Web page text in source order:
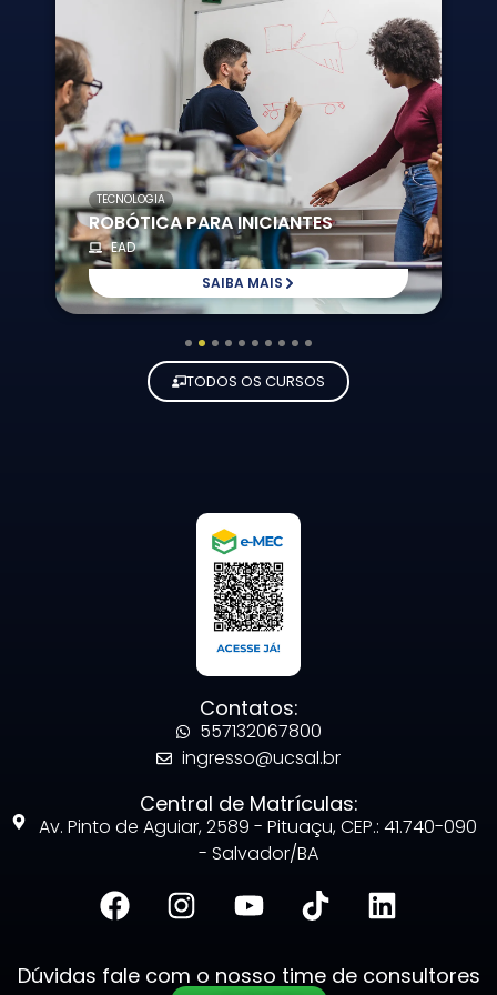
TECNOLOGIA
ROBÓTICA PARA INICIANTES
EAD
SAIBA MAIS
5 6 7 8 9 10
TODOS OS CURSOS
Contatos:
557132067800
ingresso@ucsal.br
Central de Matrículas:
Av. Pinto de Aguiar, 2589 - Pituaçu, CEP.: 41.740-090
- Salvador/BA
Dúvidas fale com o nosso time de consultores